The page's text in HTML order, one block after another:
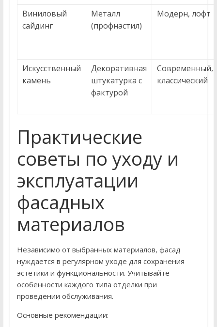
Виниловый
сайдинг
Металл
(профнастил)
Модерн, лофт
Искусственный
камень
Декоративная
штукатурка с
фактурой
Современный,
классический
Практические
советы по уходу и
эксплуатации
фасадных
материалов
Независимо от выбранных материалов, фасад
нуждается в регулярном уходе для сохранения
эстетики и функциональности. Учитывайте
особенности каждого типа отделки при
проведении обслуживания.
Основные рекомендации: